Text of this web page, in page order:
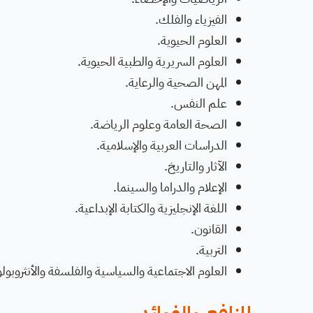
الفيزياء والفلك.
العلوم الحيوية.
العلوم السريرية والطبية الحيوية.
المهن الصحية والرعاية.
علم النفس.
الصحة العامة وعلوم الرياضة.
الدراسات العربية والإسلامية.
الآثار والتاريخ.
الإعلام والدراما والسينما.
اللغة الإنجليزية والكتابة الإبداعية.
القانون.
التربية.
العلوم الاجتماعية والسياسية والفلسفة